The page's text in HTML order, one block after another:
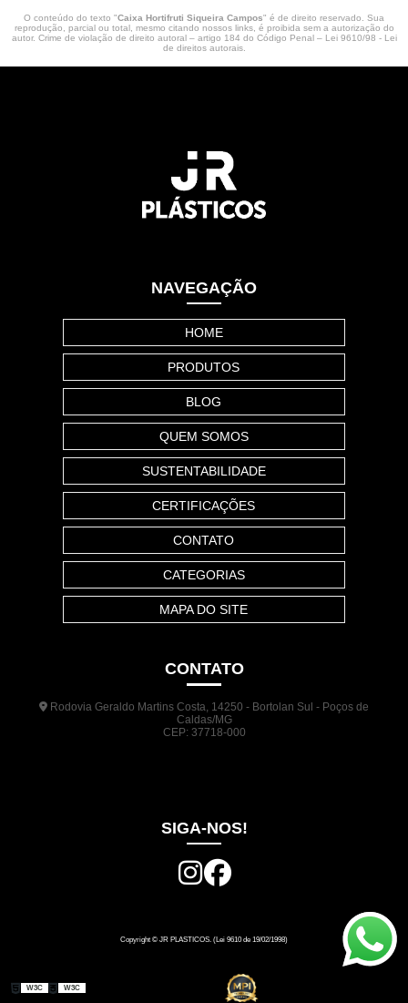
O conteúdo do texto "Caixa Hortifruti Siqueira Campos" é de direito reservado. Sua
reprodução, parcial ou total, mesmo citando nossos links, é proibida sem a autorização do
autor. Crime de violação de direito autoral – artigo 184 do Código Penal – Lei 9610/98 - Lei
de direitos autorais.
NAVEGAÇÃO
HOME
PRODUTOS
BLOG
QUEM SOMOS
SUSTENTABILIDADE
CERTIFICAÇÕES
CONTATO
CATEGORIAS
MAPA DO SITE
CONTATO
Rodovia Geraldo Martins Costa, 14250 - Bortolan Sul - Poços de
Caldas/MG
CEP: 37718-000
SIGA-NOS!
Copyright © JR PLASTICOS. (Lei 9610 de 19/02/1998)
W3C W3C